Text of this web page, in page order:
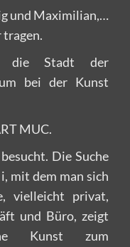
und Maximilian,…
tragen.
die Stadt der
bei der Kunst
MUC.
Die Suche
mit dem man sich
vielleicht privat,
und Büro, zeigt
Kunst zum